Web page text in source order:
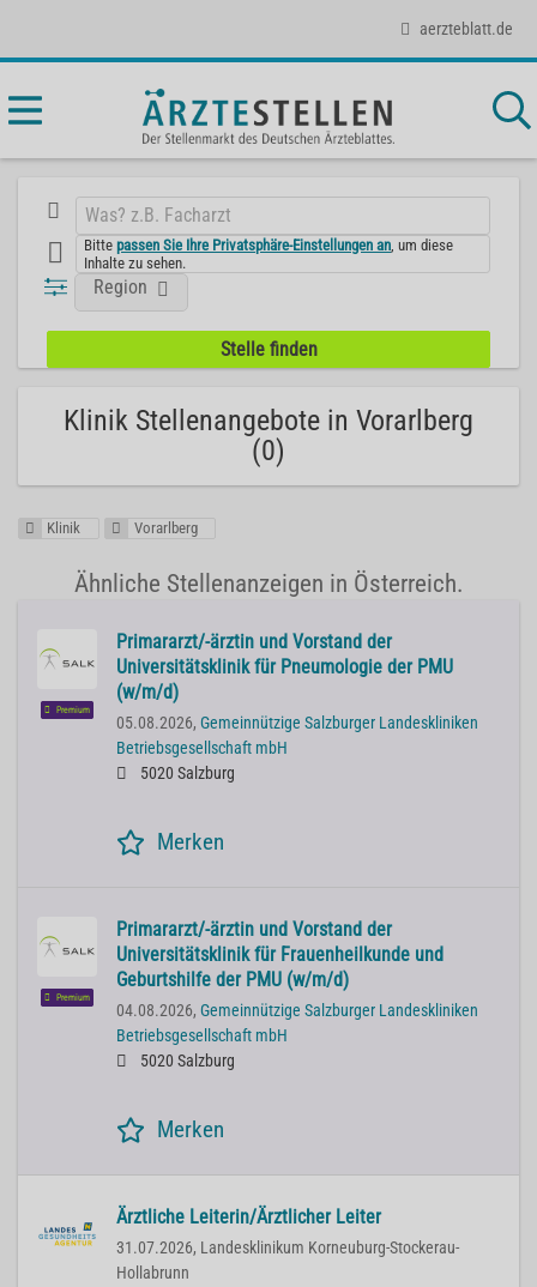
aerzteblatt.de
Bittepassen Sie Ihre Privatsphäre-Einstellungen an , um diese
Inhalte zu sehen.
Region
Klinik Stellenangebote in Vorarlberg
(0)
Klinik Vorarlberg
Ähnliche Stellenanzeigen in Österreich.
Premium
Primararzt/-ärztin und Vorstand der
Universitätsklinik für Pneumologie der PMU
(w/m/d)
05.08.2026, Gemeinnützige Salzburger Landeskliniken
Betriebsgesellschaft mbH
5020 Salzburg
Merken
Premium
Primararzt/-ärztin und Vorstand der
Universitätsklinik für Frauenheilkunde und
Geburtshilfe der PMU (w/m/d)
04.08.2026, Gemeinnützige Salzburger Landeskliniken
Betriebsgesellschaft mbH
5020 Salzburg
Merken
Ärztliche Leiterin/Ärztlicher Leiter
31.07.2026, Landesklinikum Korneuburg-Stockerau-
Hollabrunn